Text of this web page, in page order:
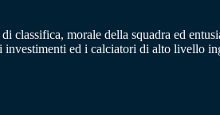
classifica, morale della squadra ed
ed i calciatori di alto livello